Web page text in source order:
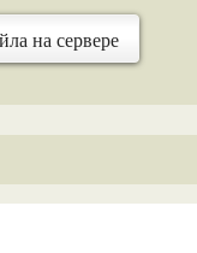
на сервере